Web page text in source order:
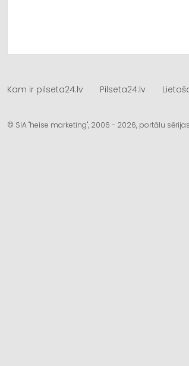
Kam ir pilseta24.lv Pilseta24.lv
© SIA "heise marketing", 2006 - 2026, portālu